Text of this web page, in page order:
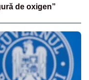
de oxigen”